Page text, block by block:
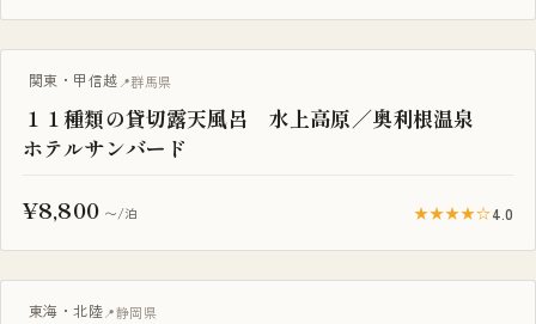
一棟貸し
関東・甲信越 群馬県
１１種類の貸切露天風呂 水上高原／奥利根温泉
ホテルサンバード
¥8,800 〜/泊 ★★★★☆4.0
一棟貸し
東海・北陸 静岡県